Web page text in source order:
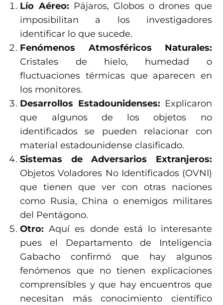
Lío Aéreo: Pájaros, Globos o drones que
imposibilitan a los investigadores
identificar lo que sucede.
Fenómenos Atmosféricos Naturales:
Cristales de hielo, humedad o
fluctuaciones térmicas que aparecen en
los monitores.
Desarrollos Estadounidenses: Explicaron
que algunos de los objetos no
identificados se pueden relacionar con
material estadounidense clasificado.
Sistemas de Adversarios Extranjeros:
Objetos Voladores No Identificados (OVNI)
que tienen que ver con otras naciones
como Rusia, China o enemigos militares
del Pentágono.
Otro: Aquí es donde está lo interesante
pues el Departamento de Inteligencia
Gabacho confirmó que hay algunos
fenómenos que no tienen explicaciones
comprensibles y que hay encuentros que
necesitan más conocimiento científico